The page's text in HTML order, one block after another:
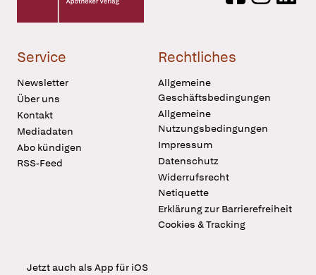
Service
Newsletter
Über uns
Kontakt
Mediadaten
Abo kündigen
RSS-Feed
Rechtliches
Allgemeine
Geschäftsbedingungen
Allgemeine
Nutzungsbedingungen
Impressum
Datenschutz
Widerrufsrecht
Netiquette
Erklärung zur Barrierefreiheit
Cookies & Tracking
Jetzt auch als App für iOS